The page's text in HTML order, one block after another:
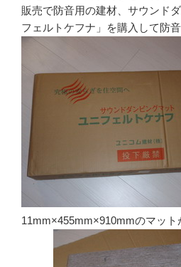
販売で防音用の建材、サウンド
フェルトケフナ」を購入して防
11mm×455mm×910mmのマッ